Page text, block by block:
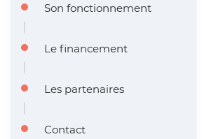
Son fonctionnement
Le financement
Les partenaires
Contact